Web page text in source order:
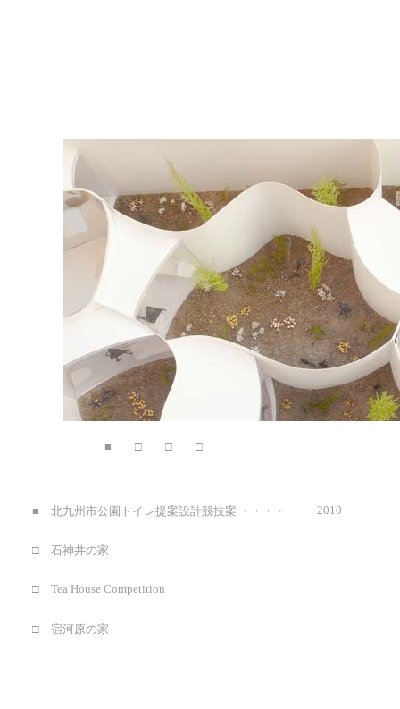
■ □ □ □
■ 北九州市公園トイレ提案設計競技案 ・・・・ 2010
□ 石神井の家
□ Tea House Competition
□ 宿河原の家